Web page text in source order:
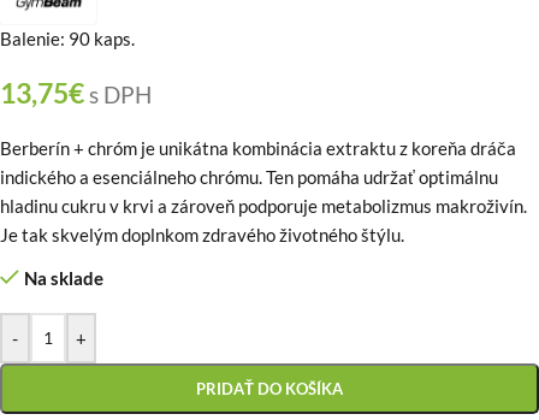
Balenie: 90 kaps.
13,75€s DPH
Berberín + chróm je unikátna kombinácia extraktu z koreňa dráča
indického a esenciálneho chrómu. Ten pomáha udržať optimálnu
hladinu cukru v krvi a zároveň podporuje metabolizmus makroživín.
Je tak skvelým doplnkom zdravého životného štýlu.
Na sklade
- +
PRIDAŤ DO KOŠÍKA